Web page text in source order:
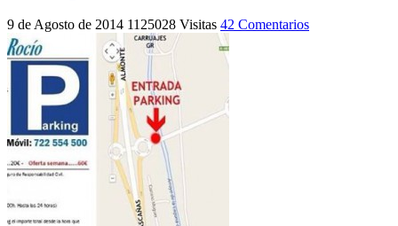
9 de Agosto de 2014 1125028 Visitas 42 Comentarios